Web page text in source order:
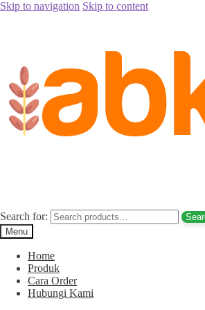
Skip to navigation Skip to content
Search for:
Menu
Home
Produk
Cara Order
Hubungi Kami
Posts tagged “Jual Kurma Tunisia
Tag:Jual Kurma
Posted on July 5, 2017 July 18, 2017